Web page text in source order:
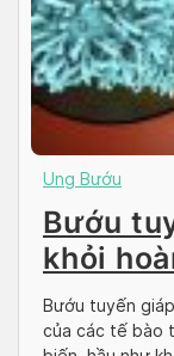
Ung Bướu
Bướu
khỏi
nhật
Bướu tuyến
của các tế bào